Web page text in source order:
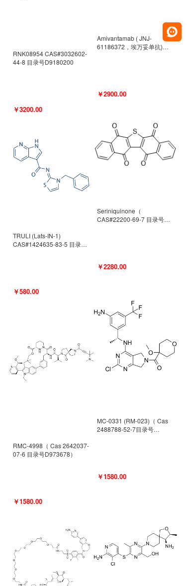
RNK08954 CAS#3032602-
44-8 目录号D9180200
￥3200.00
TRULI (Lats-IN-1)
CAS#1424635-83-5 目录号
￥580.00
RMC-4998（ Cas 2642037-
07-6 目录号D973678）
￥1580.00
Amivantamab ( JNJ-
61186372，埃万妥单抗)
￥2900.00
Seriniquinone（
CAS#22200-69-7 目录号
￥2280.00
MC-0331 (RM-023)（ Cas
2488788-52-7目录号
￥1580.00